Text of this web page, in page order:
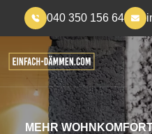
040 350 156 64
MEHR